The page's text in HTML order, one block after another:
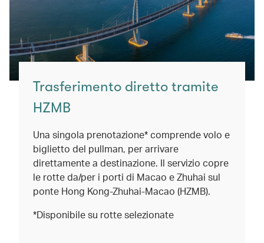
Trasferimento diretto tramite
HZMB
Una singola prenotazione* comprende volo e
biglietto del pullman, per arrivare
direttamente a destinazione. Il servizio copre
le rotte da/per i porti di Macao e Zhuhai sul
ponte Hong Kong-Zhuhai-Macao (HZMB).
*Disponibile su rotte selezionate